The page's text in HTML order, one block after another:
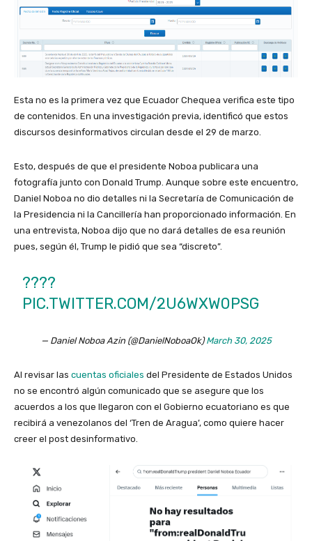
Esta no es la primera vez que Ecuador Chequea verifica este tipo
de contenidos. En una investigación previa, identificó que estos
discursos desinformativos circulan desde el 29 de marzo.
Esto, después de que el presidente Noboa publicara una
fotografía junto con Donald Trump. Aunque sobre este encuentro,
Daniel Noboa no dio detalles ni la Secretaría de Comunicación de
la Presidencia ni la Cancillería han proporcionado información. En
una entrevista, Noboa dijo que no dará detalles de esa reunión
pues, según él, Trump le pidió que sea “discreto”.
????
PIC.TWITTER.COM/2U6WXW0PSG
— Daniel Noboa Azin (@DanielNoboaOk)March 30, 2025
Al revisar las cuentas oficiales del Presidente de Estados Unidos
no se encontró algún comunicado que se asegure que los
acuerdos a los que llegaron con el Gobierno ecuatoriano es que
recibirá a venezolanos del ‘Tren de Aragua’, como quiere hacer
creer el post desinformativo.